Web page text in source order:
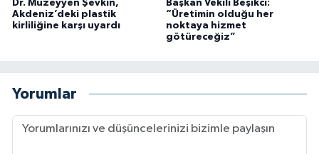
Dr. Müzeyyen Şevkin,
Akdeniz’deki plastik
kirliliğine karşı uyardı
Başkan Vekili Beşikci:
“Üretimin olduğu her
noktaya hizmet
götüreceğiz”
Yorumlar